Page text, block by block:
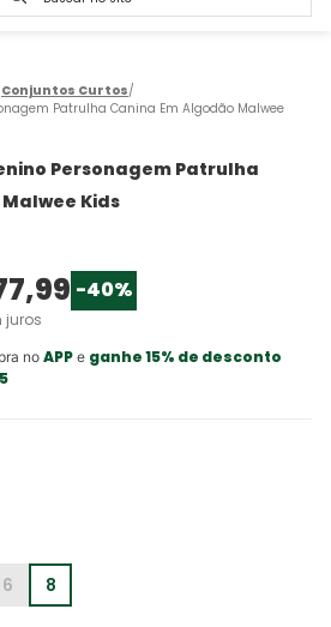
Conjuntos Curtos
Patrulha Canina Em Algodão Malwee
Personagem Patrulha
Kids
,99 -40%
juros
no APPe ganhe 15% de desconto
6 8